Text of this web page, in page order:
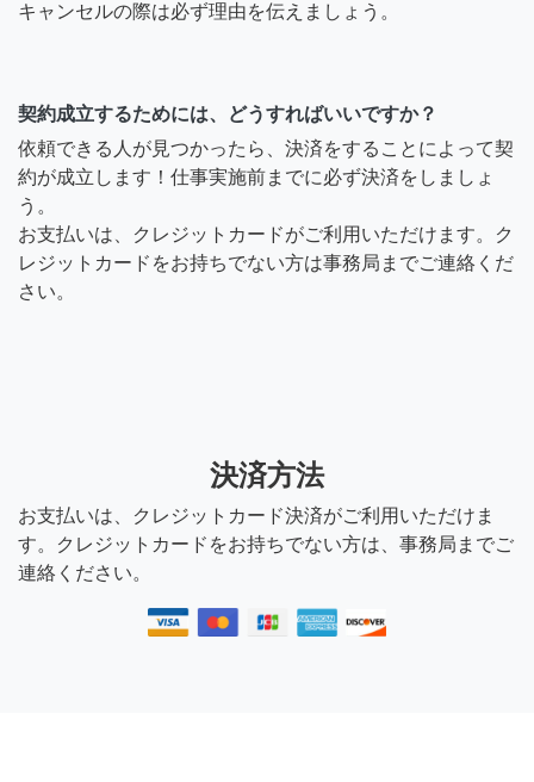
キャンセルの際は必ず理由を伝えましょう。
契約成立するためには、どうすればいいですか？
依頼できる人が見つかったら、決済をすることによって契
約が成立します！仕事実施前までに必ず決済をしましょ
う。
お支払いは、クレジットカードがご利用いただけます。ク
レジットカードをお持ちでない方は事務局までご連絡くだ
さい。
決済方法
お支払いは、クレジットカード決済がご利用いただけま
す。クレジットカードをお持ちでない方は、事務局までご
連絡ください。